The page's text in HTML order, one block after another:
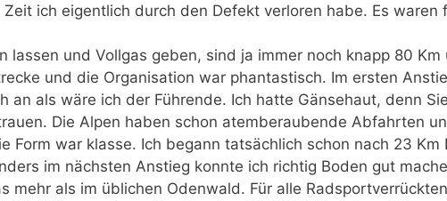
ich eigentlich durch den Defekt verloren habe. Es waren
lassen und Vollgas geben, sind ja immer noch knapp 80
und die Organisation war phantastisch. Im ersten
an als wäre ich der Führende. Ich hatte Gänsehaut, denn
Die Alpen haben schon atemberaubende Abfahrten
Form war klasse. Ich begann tatsächlich schon nach 23
im nächsten Anstieg konnte ich richtig Boden gut
mehr als im üblichen Odenwald. Für alle